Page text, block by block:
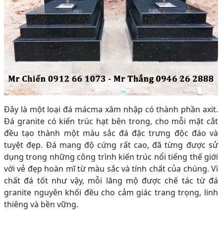
Đây là một loại đá mácma xâm nhập có thành phần axit.
Đá granite có kiến trúc hạt bên trong, cho mỗi mặt cắt
đều tạo thành một màu sắc đá đặc trưng độc đáo và
tuyệt đẹp. Đá mang độ cứng rất cao, đã từng được sử
dụng trong những công trình kiến trúc nổi tiếng thế giới
với vẻ đẹp hoàn mĩ từ màu sắc và tính chất của chúng. Vì
chất đá tốt như vậy, mỗi lăng mộ được chế tác từ đá
granite nguyên khối đều cho cảm giác trang trọng, linh
thiêng và bền vững.